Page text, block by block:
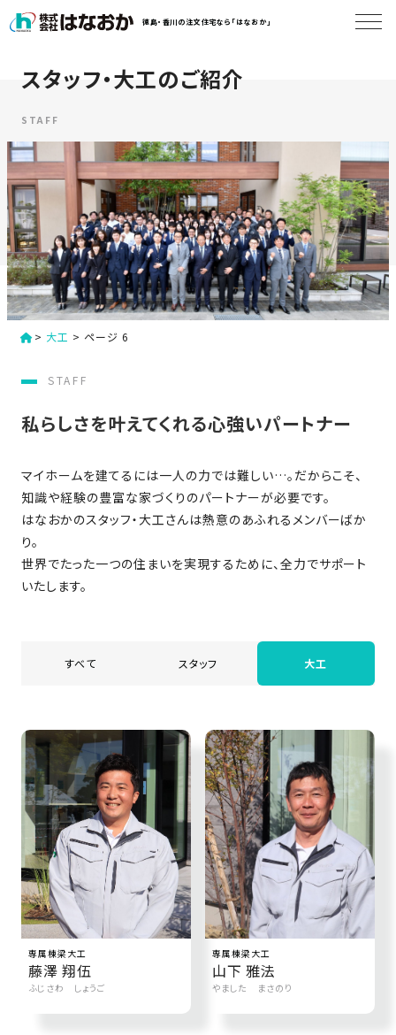
ン
キ
ッ
プ
す
る
徳島・香川の注文住宅なら「はなおか」
は
お
か
に
つ
い
て
初
め
の
お
客
へ
詳
く
見
る
社
員
大
工
長
期
優
良
住
宅
認
定
は
な
お
の
づ
り
施
工
実
ア
お
近
く
の
建
築
現
場
お
引
モ
デ
ル
は
な
お
か
モ
デ
ル
ハ
ウ
ス
一
覧
は
客
様
の
声
お
客
様
の
イ
ン
お
知
ら
せ
スタッフ・大工のご紹介
STAFF
> 大工 > ページ 6
STAFF
私らしさを叶えてくれる⼼強いパートナー
マイホームを建てるには⼀⼈の⼒では難しい…。だからこそ、
知識や経験の豊富な家づくりのパートナーが必要です。
はなおかのスタッフ・大工さんは熱意のあふれるメンバーばか
り。
世界でたった⼀つの住まいを実現するために、全⼒でサポート
いたします。
すべて スタッフ 大工
専属棟梁大工
藤澤 翔伍
ふじさわ しょうご
専属棟梁大工
山下 雅法
やました まさのり